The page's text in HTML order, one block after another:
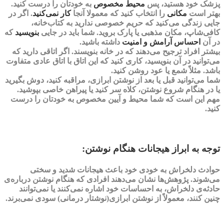
پزشک خود هستید، پس محیط مخصوص به خودتان را درست کنید.
بهتر است مکانی را انتخاب کنید که معمولا آنجاکار نمی‌کنید. اگر در
جایی زندگی می‌کنید که حریم خصوصی ندارید به کتاب‌خانه،
کافی‌شاپ، مکان مذهبی یا پارک بروید. شما باید در جایی بنویسید که
در آن احساس آرامش و امنیت داشته باشید.
بیشتر افراد ترجیح می‌دهند که در خانه بنویسند. اگر اتاقی دارید که
می‌توانید در آن بنویسید، کاری کنید که این اتاق با اتاق عادی متفاوت
باشد. مثلاً شمع یا عود روشن کنید.
شما می‌توانید قبل یا بعد از نوشتن ابرازی، مراقبه کنید، دوش بگیرید
یا در هنگام شروع نوشتن، کلاه سر کنید یا پیراهن خاصی بپوشید.
مهم این است که شما محیط و آیین مخصوص به خودتان را درست
کنید.
توجه به ابراز هیجانات هنگام نوشتن:
حوادث دلخراش به خودی خود باعث هیجانات شدید و سختی
می‌شوند. پژوهش‌ها نشان می‌دهند افرادی که هنگام نوشتن درباره‌ی
حادثه‌ی دلخراش، به احساسات خود اشاره نمی‌کنند یا نمی‌توانند
چنین کنند، معمولاً از نوشتن ابرازی(نوشتار درمانی) سودی نمی‌برند.